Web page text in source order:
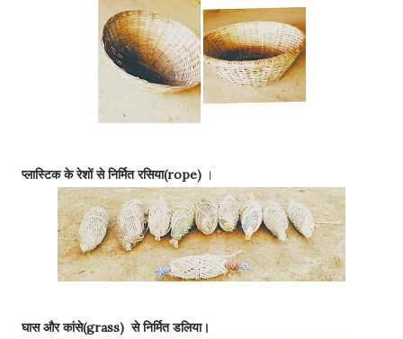
प्लास्टिक के रेशों से निर्मित रसिया(rope) ।
घास और कांसे(grass) से निर्मित डलिया।